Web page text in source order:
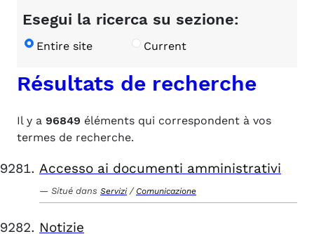
Esegui la ricerca su sezione:
Entire site Current
Résultats de recherche
Il y a 96849 éléments qui correspondent à vos
termes de recherche.
Accesso ai documenti amministrativi
Situé dans Servizi / Comunicazione
Notizie